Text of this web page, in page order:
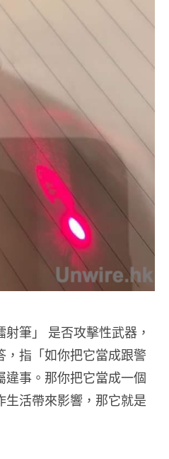
筆」 是否攻擊性武器，
，指「如你把它當成跟警
違事。那你把它當成一個
活帶來影響，那它就是